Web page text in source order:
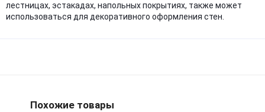
лестницах, эстакадах, напольных покрытиях, также может
использоваться для декоративного оформления стен.
Похожие товары